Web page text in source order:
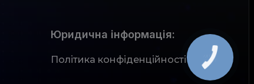
Юридична інформація:
Політика конфіденційності